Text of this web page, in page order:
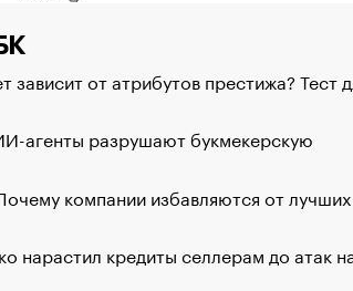
зависит от атрибутов престижа? Тест
агенты разрушают букмекерскую
компании избавляются от лучших
нарастил кредиты селлерам до атак